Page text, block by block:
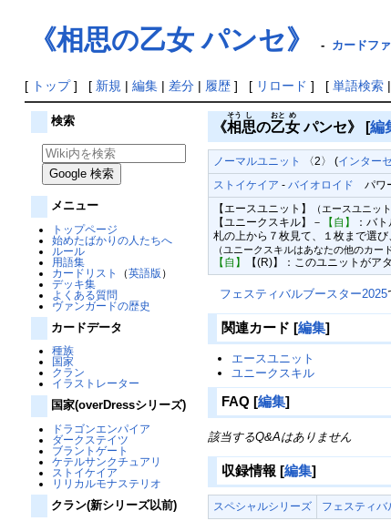
《相思の乙女 パンセ》 - カードフ
[ トップ] [ 新規 | 編集| 差分| 履歴] [ リロード ] [ 単語検索|
検索
メニュー
トップページ
始めたばかりの人たちへ
ルール
用語集
カードリスト
（英語版 ）
デッキ集
よくある質問
ヴァンガードの歴史
カードデータ
種族
国家
クラン
イラストレーター
国家(overDressシリーズ)
ドラゴンエンパイア
ダークステイツ
ブラントゲート
ケテルサンクチュアリ
ストイケイア
リリカルモナステリオ
クラン(新シリーズ以前)
《相
そう
思
し
の乙
おと
女
め
パンセ》 [編
ノーマルユニット 〈2〉 (インター
ストイケイア -バイオロイド
パワ
【エースユニット】
（エースユニッ
【ユニークスキル】－ 【自】 ：バ
札の上から７枚見て、１枚まで選
（ユニークスキルはあなたの他のカー
【自】 【(R)】：このユニットが
フェスティバルブースター2025
関連カード [編集]
エースユニット
ユニークスキル
FAQ [編集]
該当するQ&Aはありません
収録情報 [編集]
スペシャルシリーズ フェスティ